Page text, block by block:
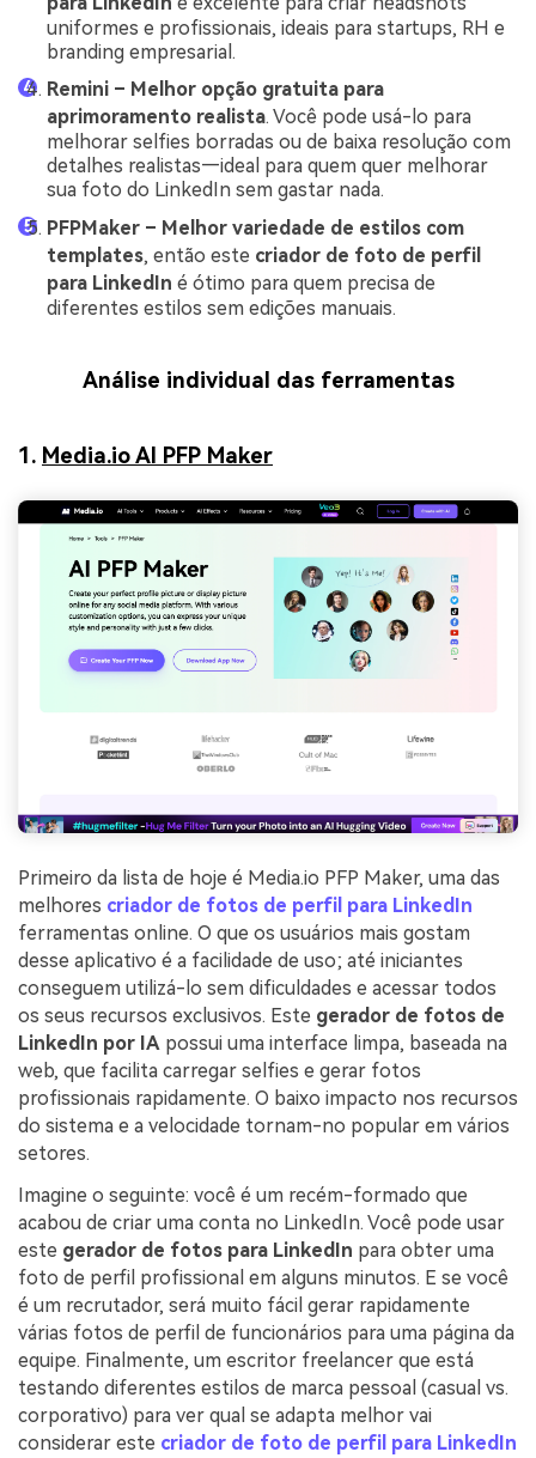
uniformes e profissionais, ideais para startups, RH e
branding empresarial.
Remini – Melhor opção gratuita para
aprimoramento realista. Você pode usá-lo para
melhorar selfies borradas ou de baixa resolução com
detalhes realistas—ideal para quem quer melhorar
sua foto do LinkedIn sem gastar nada.
PFPMaker – Melhor variedade de estilos com
templates, então este criador de foto de perfil
para LinkedIn é ótimo para quem precisa de
diferentes estilos sem edições manuais.
Análise individual das ferramentas
1. Media.io AI PFP Maker
Primeiro da lista de hoje é Media.io PFP Maker, uma das
melhores criador de fotos de perfil para LinkedIn
ferramentas online. O que os usuários mais gostam
desse aplicativo é a facilidade de uso; até iniciantes
conseguem utilizá-lo sem dificuldades e acessar todos
os seus recursos exclusivos. Este gerador de fotos de
LinkedIn por IA possui uma interface limpa, baseada na
web, que facilita carregar selfies e gerar fotos
profissionais rapidamente. O baixo impacto nos recursos
do sistema e a velocidade tornam-no popular em vários
setores.
Imagine o seguinte: você é um recém-formado que
acabou de criar uma conta no LinkedIn. Você pode usar
este gerador de fotos para LinkedIn para obter uma
foto de perfil profissional em alguns minutos. E se você
é um recrutador, será muito fácil gerar rapidamente
várias fotos de perfil de funcionários para uma página da
equipe. Finalmente, um escritor freelancer que está
testando diferentes estilos de marca pessoal (casual vs.
corporativo) para ver qual se adapta melhor vai
considerar este criador de foto de perfil para LinkedIn